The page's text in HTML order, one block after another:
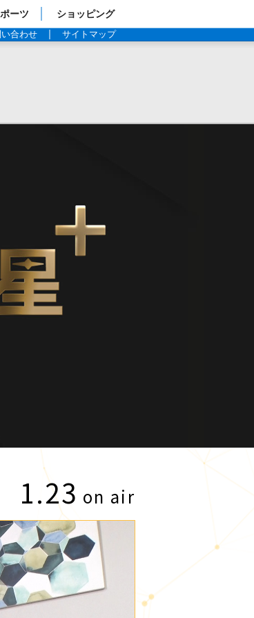
ーツ ショッピング
合わせ サイトマップ
1.23 on air